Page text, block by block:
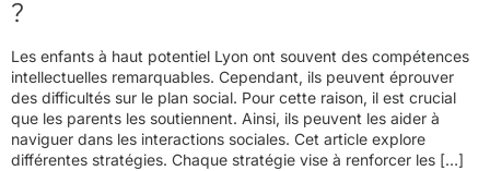
?
Les enfants à haut potentiel Lyon ont souvent des compétences
intellectuelles remarquables. Cependant, ils peuvent éprouver
des difficultés sur le plan social. Pour cette raison, il est crucial
que les parents les soutiennent. Ainsi, ils peuvent les aider à
naviguer dans les interactions sociales. Cet article explore
différentes stratégies. Chaque stratégie vise à renforcer les […]